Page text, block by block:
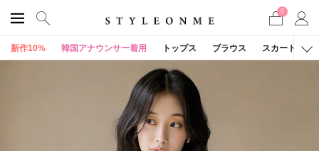
0
新作10% 韓国アナウンサー着用 トップス ブラウス スカート